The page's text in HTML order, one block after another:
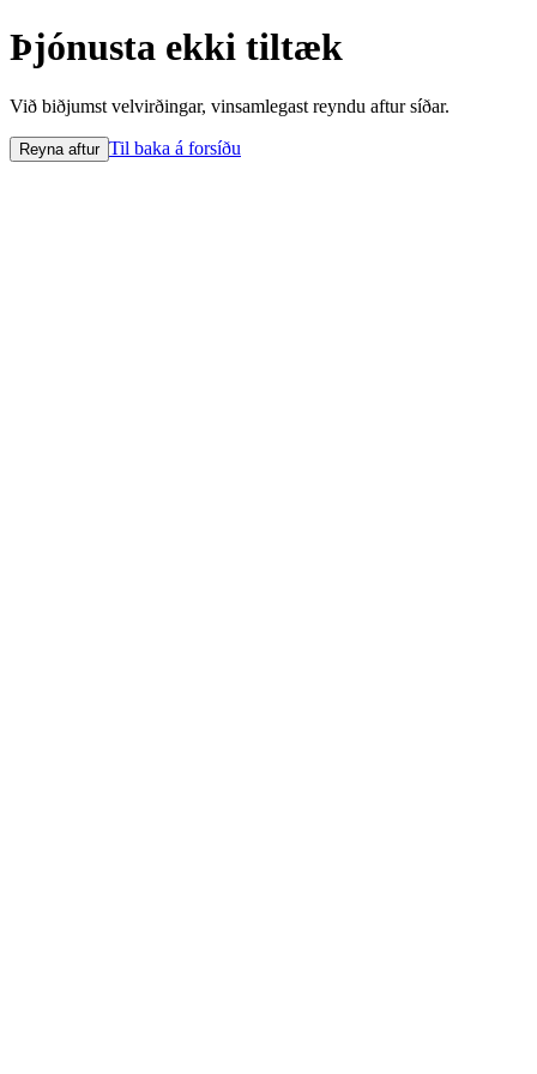
Þjónusta ekki tiltæk
Við biðjumst velvirðingar, vinsamlegast reyndu aftur síðar.
Reyna aftur Til baka á forsíðu